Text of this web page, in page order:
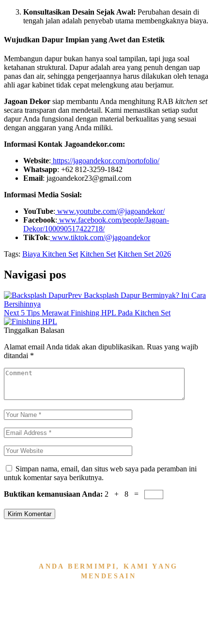
Konsultasikan Desain Sejak Awal: Perubahan desain di
tengah jalan adalah penyebab utama membengkaknya biaya.
Wujudkan Dapur Impian yang Awet dan Estetik
Membangun dapur bukan hanya soal tampilan, tapi juga soal
ketahanan struktural. Dapur adalah area yang penuh dengan uap
panas dan air, sehingga pengerjaannya harus dilakukan oleh tenaga
ahli agar kabinet tidak cepat melengkung atau berjamur.
Jagoan Dekor siap membantu Anda menghitung RAB kitchen set
secara transparan dan mendetail. Kami memastikan setiap sudut
dapur Anda fungsional dengan material berkualitas yang sesuai
dengan anggaran yang Anda miliki.
Informasi Kontak Jagoandekor.com:
Website: https://jagoandekor.com/portofolio/
Whatsapp: +62 812-3259-1842
Email: jagoandekor23@gmail.com
Informasi Media Sosial:
YouTube: www.youtube.com/@jagoandekor/
Facebook: www.facebook.com/people/Jagoan-
Dekor/100090517422718/
TikTok: www.tiktok.com/@jagoandekor
Tags: Biaya Kitchen Set Kitchen Set Kitchen Set 2026
Navigasi pos
Prev Backsplash Dapur Berminyak? Ini Cara
Bersihinnya
Next 5 Tips Merawat Finishing HPL Pada Kitchen Set
Tinggalkan Balasan
Alamat email Anda tidak akan dipublikasikan. Ruas yang wajib
ditandai *
Simpan nama, email, dan situs web saya pada peramban ini
untuk komentar saya berikutnya.
Buktikan kemanusiaan Anda: 2 + 8 =
Kirim Komentar
ANDA BERMIMPI, KAMI YANG
MENDESAIN